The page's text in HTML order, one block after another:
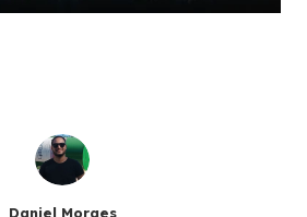
Daniel Moraes